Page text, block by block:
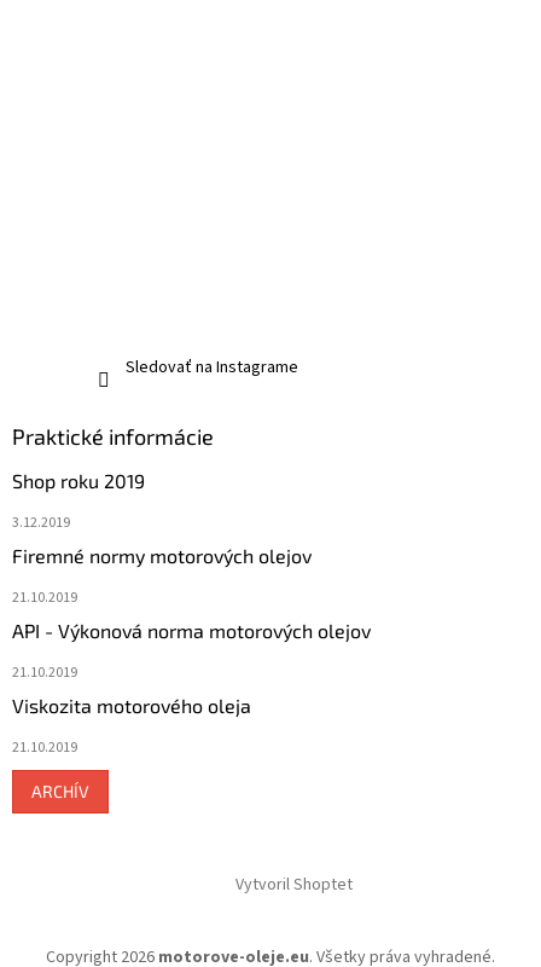
Sledovať na Instagrame
Praktické informácie
Shop roku 2019
3.12.2019
Firemné normy motorových olejov
21.10.2019
API - Výkonová norma motorových olejov
21.10.2019
Viskozita motorového oleja
21.10.2019
ARCHÍV
Vytvoril Shoptet
Copyright 2026 motorove-oleje.eu. Všetky práva vyhradené.